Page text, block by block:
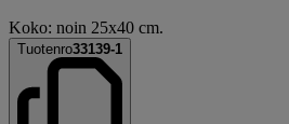
Koko: noin 25x40 cm.
Tuotenro33139-1